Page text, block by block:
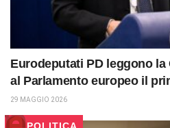
Eurodeputati PD leggono
al Parlamento europeo il
29 MAGGIO 2026